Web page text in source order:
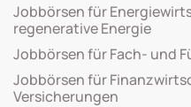
Jobbörsen für
regenerative Energie
Jobbörsen für Fach- und
Jobbörsen für
Versicherungen